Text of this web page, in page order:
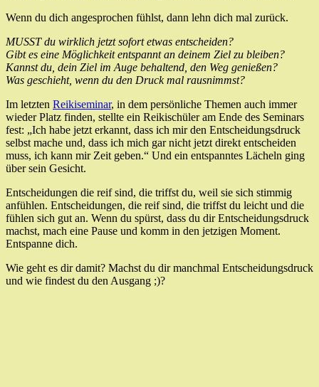
Wenn du dich angesprochen fühlst, dann lehn dich mal zurück.
MUSST du wirklich jetzt sofort etwas entscheiden?
Gibt es eine Möglichkeit entspannt an deinem Ziel zu bleiben?
Kannst du, dein Ziel im Auge behaltend, den Weg genießen?
Was geschieht, wenn du den Druck mal rausnimmst?
Im letzten Reikiseminar, in dem persönliche Themen auch immer
wieder Platz finden, stellte ein Reikischüler am Ende des Seminars
fest: „Ich habe jetzt erkannt, dass ich mir den Entscheidungsdruck
selbst mache und, dass ich mich gar nicht jetzt direkt entscheiden
muss, ich kann mir Zeit geben.“ Und ein entspanntes Lächeln ging
über sein Gesicht.
Entscheidungen die reif sind, die triffst du, weil sie sich stimmig
anfühlen. Entscheidungen, die reif sind, die triffst du leicht und die
fühlen sich gut an. Wenn du spürst, dass du dir Entscheidungsdruck
machst, mach eine Pause und komm in den jetzigen Moment.
Entspanne dich.
Wie geht es dir damit? Machst du dir manchmal Entscheidungsdruck
und wie findest du den Ausgang ;)?